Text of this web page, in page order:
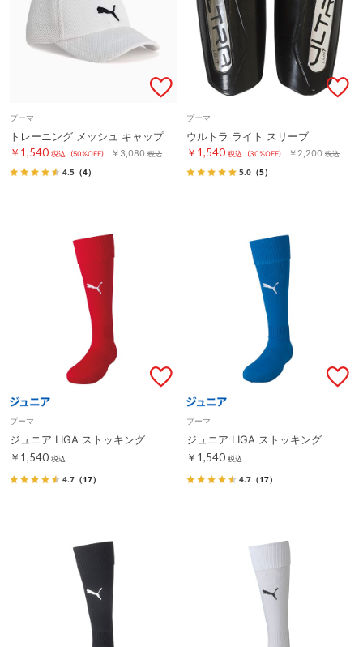
プーマ
トレーニング メッシュ キャップ
￥1,540 税込 (50%OFF) ￥3,080 税込
4.5 （4）
プーマ
ウルトラ ライト スリーブ
￥1,540 税込 (30%OFF) ￥2,200 税込
5.0 （5）
プーマ
ジュニア LIGA ストッキング
￥1,540 税込
4.7 （17）
プーマ
ジュニア LIGA ストッキング
￥1,540 税込
4.7 （17）